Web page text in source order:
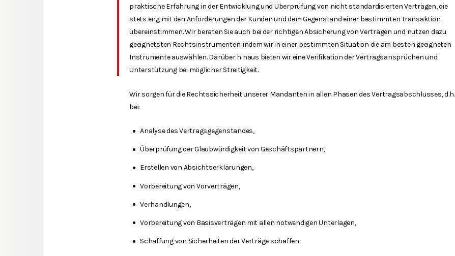
praktische Erfahrung in der Entwicklung und Überprüfung von nicht standardisierten Verträgen, die
stets eng mit den Anforderungen der Kunden und dem Gegenstand einer bestimmten Transaktion
übereinstimmen. Wir beraten Sie auch bei der richtigen Absicherung von Verträgen und nutzen dazu
geeignetsten Rechtsinstrumenten. indem wir in einer bestimmten Situation die am besten geeigneten
Instrumente auswählen. Darüber hinaus bieten wir eine Verifikation der Vertragsansprüchen und
Unterstützung bei möglicher Streitigkeit.
Wir sorgen für die Rechtssicherheit unserer Mandanten in allen Phasen des Vertragsabschlusses, d.h.
bei:
Analyse des Vertragsgegenstandes,
Überprüfung der Glaubwürdigkeit von Geschäftspartnern,
Erstellen von Absichtserklärungen,
Vorbereitung von Vorverträgen,
Verhandlungen,
Vorbereitung von Basisverträgen mit allen notwendigen Unterlagen,
Schaffung von Sicherheiten der Verträge schaffen.